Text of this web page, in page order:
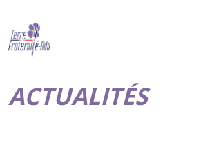
ACTUALITÉS